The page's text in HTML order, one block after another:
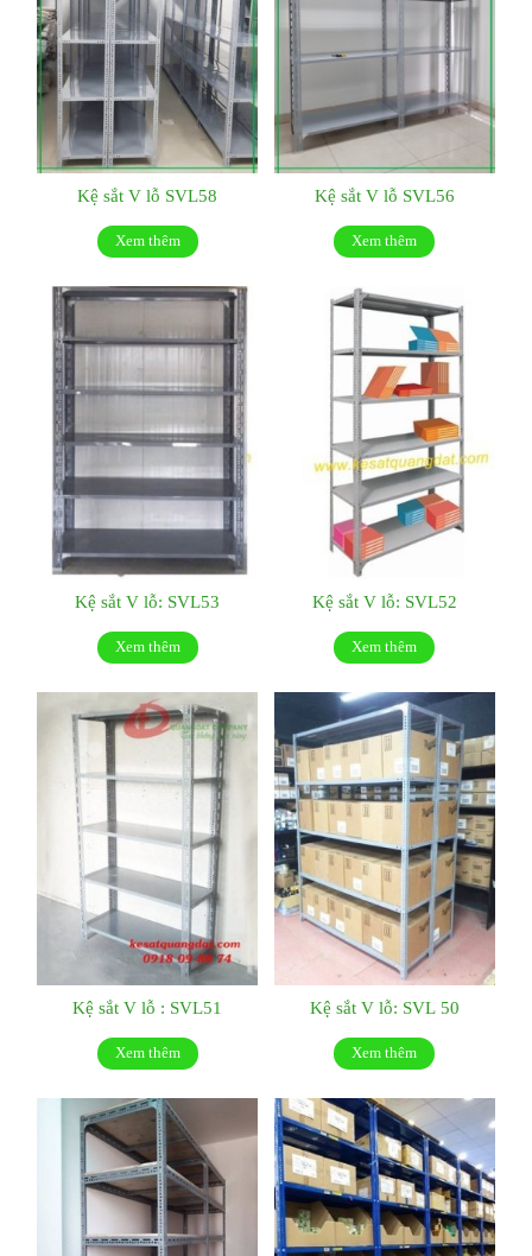
Kệ sắt V lỗ SVL58
Xem thêm
Kệ sắt V lỗ SVL56
Xem thêm
Kệ sắt V lỗ: SVL53
Xem thêm
Kệ sắt V lỗ: SVL52
Xem thêm
Kệ sắt V lỗ : SVL51
Xem thêm
Kệ sắt V lỗ: SVL 50
Xem thêm